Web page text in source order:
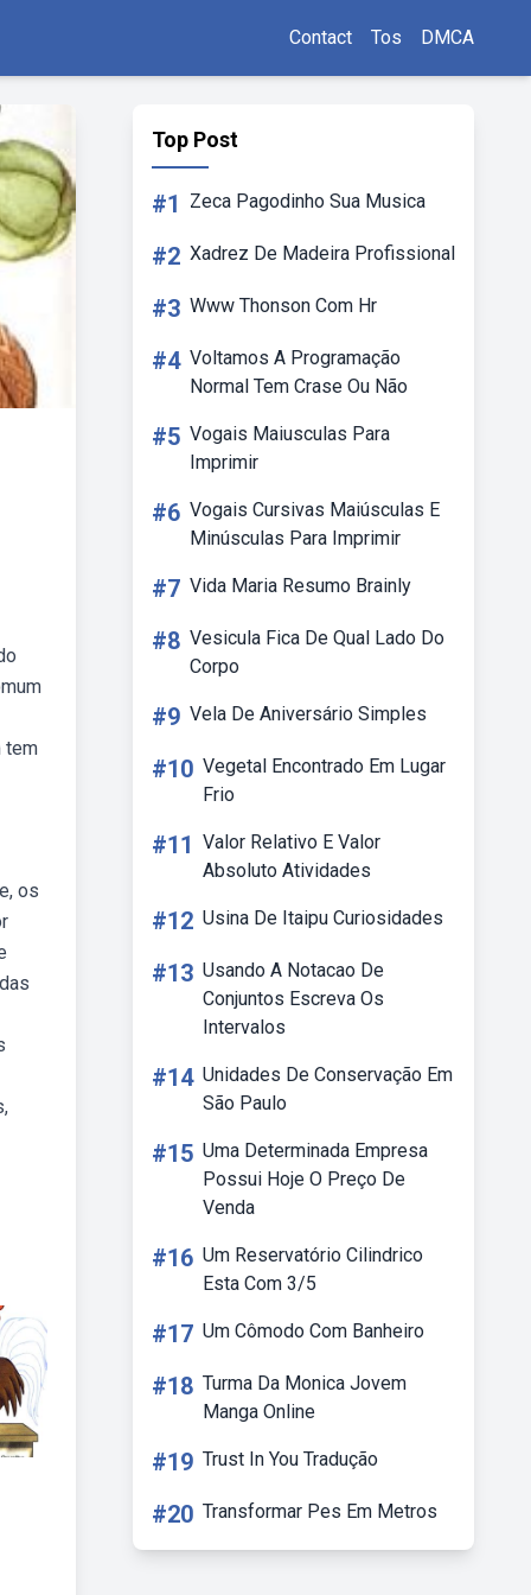
Contact Tos DMCA
tem
os
Top Post
#1 Zeca Pagodinho Sua Musica
#2 Xadrez De Madeira Profissional
#3 Www Thonson Com Hr
#4 Voltamos A Programação
Normal Tem Crase Ou Não
#5 Vogais Maiusculas Para
Imprimir
#6 Vogais Cursivas Maiúsculas E
Minúsculas Para Imprimir
#7 Vida Maria Resumo Brainly
#8 Vesicula Fica De Qual Lado Do
Corpo
#9 Vela De Aniversário Simples
#10 Vegetal Encontrado Em Lugar
Frio
#11 Valor Relativo E Valor
Absoluto Atividades
#12 Usina De Itaipu Curiosidades
#13 Usando A Notacao De
Conjuntos Escreva Os
Intervalos
#14 Unidades De Conservação Em
São Paulo
#15 Uma Determinada Empresa
Possui Hoje O Preço De
Venda
#16 Um Reservatório Cilindrico
Esta Com 3/5
#17 Um Cômodo Com Banheiro
#18 Turma Da Monica Jovem
Manga Online
#19 Trust In You Tradução
#20 Transformar Pes Em Metros